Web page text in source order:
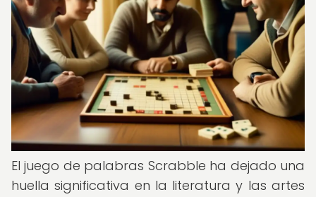
El juego de palabras Scrabble ha dejado una
huella significativa en la literatura y las artes